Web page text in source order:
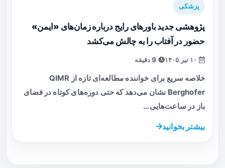
پزشکی
پژوهشی جدید باورهای رایج درباره زمان‌های «ایمن»
حضور در آفتاب را به چالش می‌کشد
خلاصه سریع برای خواننده مطالعه‌ای تازه از QIMR
Berghofer نشان می‌دهد که حتی دوره‌های کوتاه در فضای
باز در ساعت‌هایی…
بیشتر بخوانید